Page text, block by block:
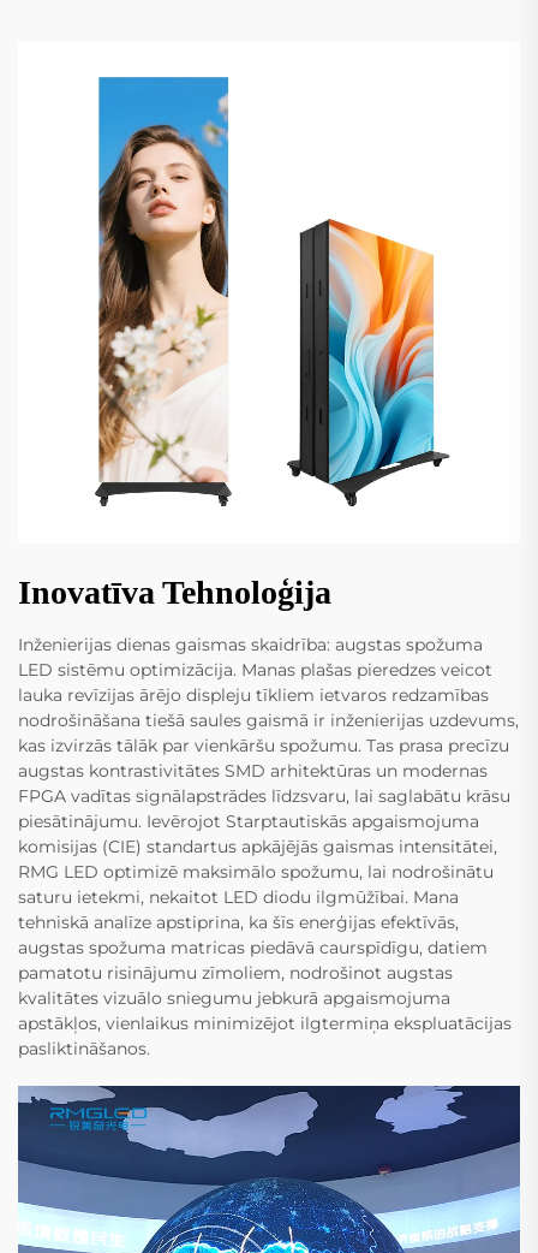
Inovatīva Tehnoloģija
Inženierijas dienas gaismas skaidrība: augstas spožuma
LED sistēmu optimizācija. Manas plašas pieredzes veicot
lauka revīzijas ārējo displeju tīkliem ietvaros redzamības
nodrošināšana tiešā saules gaismā ir inženierijas uzdevums,
kas izvirzās tālāk par vienkāršu spožumu. Tas prasa precīzu
augstas kontrastivitātes SMD arhitektūras un modernas
FPGA vadītas signālapstrādes līdzsvaru, lai saglabātu krāsu
piesātinājumu. Ievērojot Starptautiskās apgaismojuma
komisijas (CIE) standartus apkājējās gaismas intensitātei,
RMG LED optimizē maksimālo spožumu, lai nodrošinātu
saturu ietekmi, nekaitot LED diodu ilgmūžībai. Mana
tehniskā analīze apstiprina, ka šīs enerģijas efektīvās,
augstas spožuma matricas piedāvā caurspīdīgu, datiem
pamatotu risinājumu zīmoliem, nodrošinot augstas
kvalitātes vizuālo sniegumu jebkurā apgaismojuma
apstākļos, vienlaikus minimizējot ilgtermiņa ekspluatācijas
pasliktināšanos.